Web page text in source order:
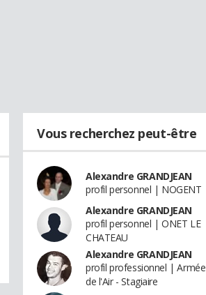
Vous recherchez peut-être
Alexandre GRANDJEAN
profil personnel | NOGENT
Alexandre GRANDJEAN
profil personnel | ONET LE
CHATEAU
Alexandre GRANDJEAN
profil professionnel | Armée
de l'Air - Stagiaire